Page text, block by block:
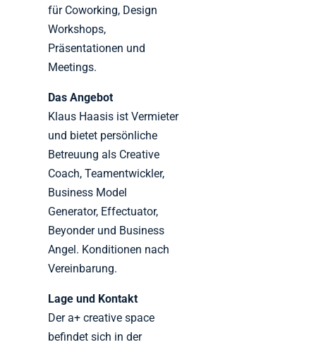
für Coworking, Design
Workshops,
Präsentationen und
Meetings.
Das Angebot
Klaus Haasis ist Vermieter
und bietet persönliche
Betreuung als Creative
Coach, Teamentwickler,
Business Model
Generator, Effectuator,
Beyonder und Business
Angel. Konditionen nach
Vereinbarung.
Lage und Kontakt
Der a+ creative space
befindet sich in der